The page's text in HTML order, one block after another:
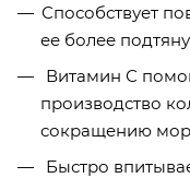
Способствует
ее более
Витамин С
производство
сокращению
Быстро